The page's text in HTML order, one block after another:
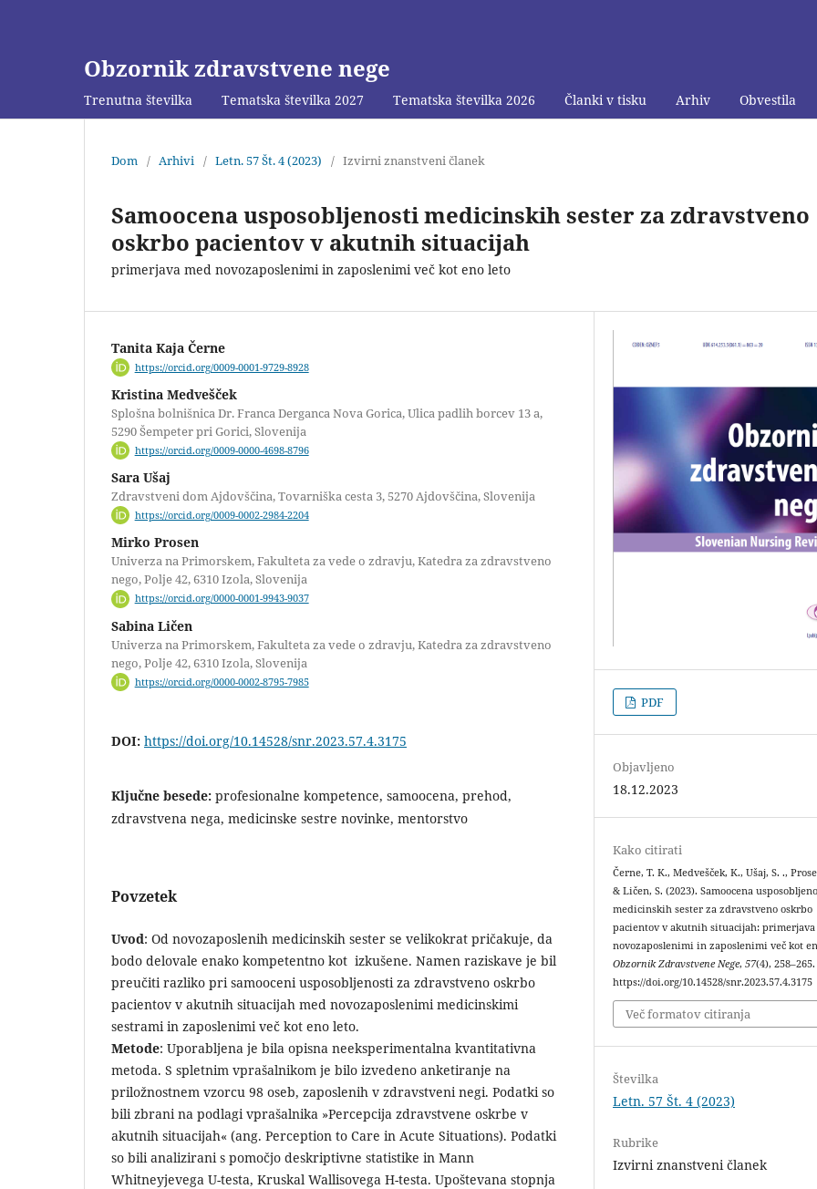
Obzornik zdravstvene nege
Trenutna številka Tematska številka 2027 Tematska številka 2026 Članki v tisku Arhiv Obvestila
Dom / Arhivi / Letn. 57 Št. 4 (2023) / Izvirni znanstveni članek
Samoocena usposobljenosti medicinskih sester za zdravstveno
oskrbo pacientov v akutnih situacijah
primerjava med novozaposlenimi in zaposlenimi več kot eno leto
Tanita Kaja Černe
https://orcid.org/0009-0001-9729-8928
Kristina Medvešček
Splošna bolnišnica Dr. Franca Derganca Nova Gorica, Ulica padlih borcev 13 a,
5290 Šempeter pri Gorici, Slovenija
https://orcid.org/0009-0000-4698-8796
Sara Ušaj
Zdravstveni dom Ajdovščina, Tovarniška cesta 3, 5270 Ajdovščina, Slovenija
https://orcid.org/0009-0002-2984-2204
Mirko Prosen
Univerza na Primorskem, Fakulteta za vede o zdravju, Katedra za zdravstveno
nego, Polje 42, 6310 Izola, Slovenija
https://orcid.org/0000-0001-9943-9037
Sabina Ličen
Univerza na Primorskem, Fakulteta za vede o zdravju, Katedra za zdravstveno
nego, Polje 42, 6310 Izola, Slovenija
https://orcid.org/0000-0002-8795-7985
DOI: https://doi.org/10.14528/snr.2023.57.4.3175
Ključne besede: profesionalne kompetence, samoocena, prehod,
zdravstvena nega, medicinske sestre novinke, mentorstvo
Povzetek
Uvod: Od novozaposlenih medicinskih sester se velikokrat pričakuje, da
bodo delovale enako kompetentno kot izkušene. Namen raziskave je bil
preučiti razliko pri samooceni usposobljenosti za zdravstveno oskrbo
pacientov v akutnih situacijah med novozaposlenimi medicinskimi
sestrami in zaposlenimi več kot eno leto.
Metode: Uporabljena je bila opisna neeksperimentalna kvantitativna
metoda. S spletnim vprašalnikom je bilo izvedeno anketiranje na
priložnostnem vzorcu 98 oseb, zaposlenih v zdravstveni negi. Podatki so
bili zbrani na podlagi vprašalnika »Percepcija zdravstvene oskrbe v
akutnih situacijah« (ang. Perception to Care in Acute Situations). Podatki
so bili analizirani s pomočjo deskriptivne statistike in Mann
Whitneyjevega U-testa, Kruskal Wallisovega H-testa. Upoštevana stopnja
PDF
Objavljeno
18.12.2023
Kako citirati
Černe, T. K., Medvešček, K., Ušaj, S. .,
& Ličen, S. (2023). Samoocena
medicinskih sester za zdravstveno oskrbo
pacientov v akutnih situacijah: primerjava
novozaposlenimi in zaposlenimi več kot
Obzornik Zdravstvene Nege,57(4), 258–265.
https://doi.org/10.14528/snr.2023.57.4.3175
Več formatov citiranja
Številka
Letn. 57 Št. 4 (2023)
Rubrike
Izvirni znanstveni članek